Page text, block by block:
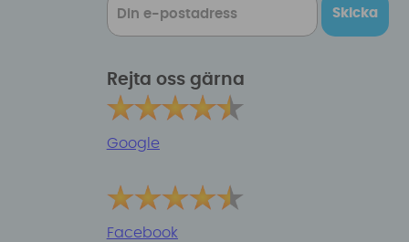
Skicka
Rejta oss gärna
Google
Facebook